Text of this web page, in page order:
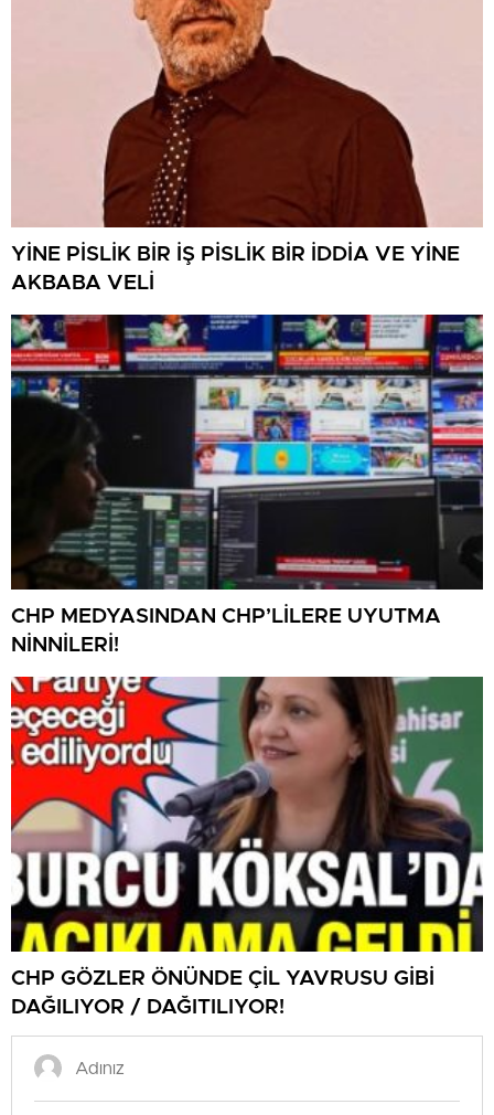
YİNE PİSLİK BİR İŞ PİSLİK BİR İDDİA VE YİNE
AKBABA VELİ
CHP MEDYASINDAN CHP’LİLERE UYUTMA
NİNNİLERİ!
CHP GÖZLER ÖNÜNDE ÇİL YAVRUSU GİBİ
DAĞILIYOR / DAĞITILIYOR!